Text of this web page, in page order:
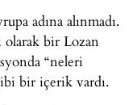
adına alınmadı.
bir Lozan
“neleri
bir içerik vardı.